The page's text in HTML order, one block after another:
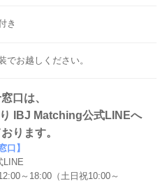
き
でお越しください。
口は、
IBJ Matching公式LINEへ
ります。
口】
LINE
～18:00（土日祝10:00～